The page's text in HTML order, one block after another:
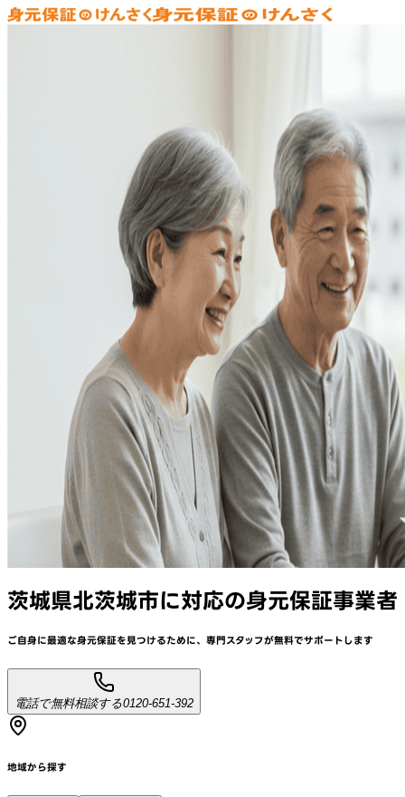
茨城県北茨城市に対応の身元保証事業者
ご自身に最適な身元保証を見つけるために、 専門スタッフが無料でサポートします
電話で無料相談する0120-651-392
地域から探す